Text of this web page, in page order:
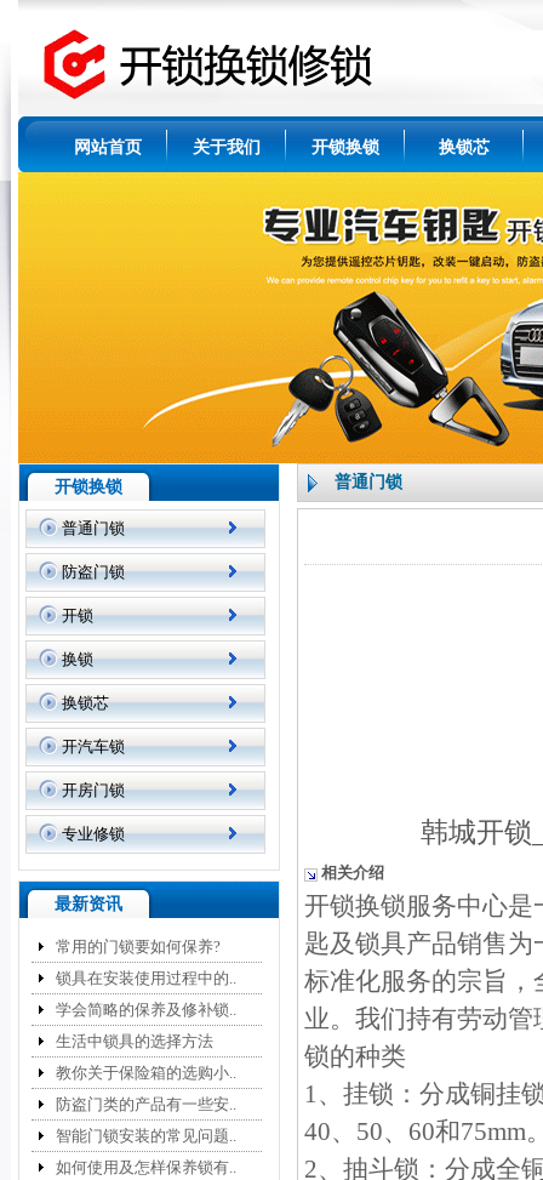
网站首页 关于我们 开锁换锁 换锁芯
开锁换锁
普通门锁
防盗门锁
开锁
换锁
换锁芯
开汽车锁
开房门锁
专业修锁
最新资讯
常用的门锁要如何保养?
锁具在安装使用过程中的..
学会简略的保养及修补锁..
生活中锁具的选择方法
教你关于保险箱的选购小..
防盗门类的产品有一些安..
智能门锁安装的常见问题..
如何使用及怎样保养锁有..
普通门锁
韩城开锁
相关介绍
开锁换锁服务中心
匙及锁具产品销售
标准化服务的宗旨
业。我们持有劳动
锁的种类
1、挂锁：分成铜挂
40、50、60和75mm
2、抽斗锁：分成全